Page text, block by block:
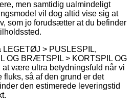
men samtidig ualmindeligt
vil dog altid vise sig at
som jo forudsætter at du befinder
LEGETØJ > PUSLESPIL,
OG BRÆTSPIL > KORTSPIL OG
være ultra betydningsfuld når vi
fluks, så af den grund er det
den estimerede leveringstid